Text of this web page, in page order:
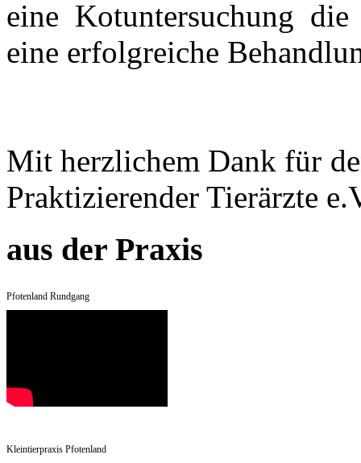
eine Kotuntersuchung
eine erfolgreiche
Mit herzlichem Dank für
Praktizierender Tierärzte
aus der Praxis
Pfotenland Rundgang
Kleintierpraxis Pfotenland